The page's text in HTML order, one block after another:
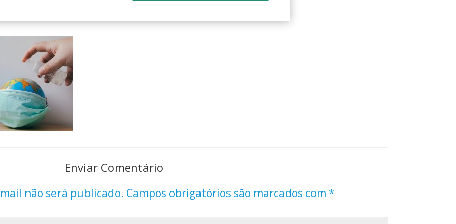
Enviar Comentário
não será publicado. Campos obrigatórios são marcados com *